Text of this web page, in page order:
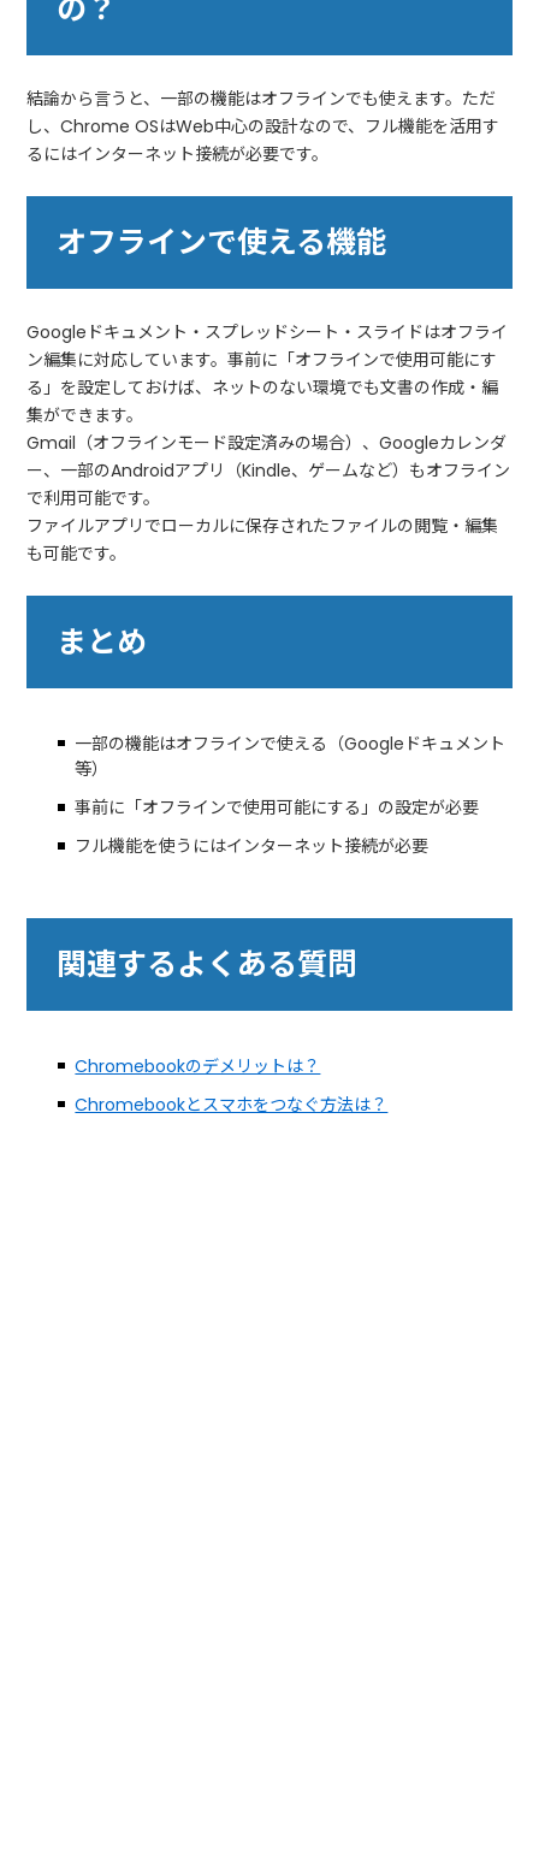
の？
結論から言うと、一部の機能はオフラインでも使えます。ただ
し、Chrome OSはWeb中心の設計なので、フル機能を活用す
るにはインターネット接続が必要です。
オフラインで使える機能
Googleドキュメント・スプレッドシート・スライドはオフライ
ン編集に対応しています。事前に「オフラインで使用可能にす
る」を設定しておけば、ネットのない環境でも文書の作成・編
集ができます。
Gmail（オフラインモード設定済みの場合）、Googleカレンダ
ー、一部のAndroidアプリ（Kindle、ゲームなど）もオフライン
で利用可能です。
ファイルアプリでローカルに保存されたファイルの閲覧・編集
も可能です。
まとめ
一部の機能はオフラインで使える（Googleドキュメント
等）
事前に「オフラインで使用可能にする」の設定が必要
フル機能を使うにはインターネット接続が必要
関連するよくある質問
Chromebookのデメリットは？
Chromebookとスマホをつなぐ方法は？